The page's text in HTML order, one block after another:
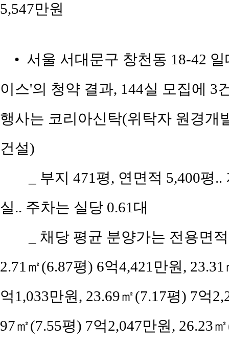
5,547만원
• 서울 서대문구 창천동 18-42
이스'의 청약 결과, 144실 모집에 3
행사는 코리아신탁(위탁자 원경개
건설)
_ 부지 471평, 연면적 5,400평
실.. 주차는 실당 0.61대
_ 채당 평균 분양가는 전용면
2.71㎡(6.87평) 6억4,421만원,
억1,033만원, 23.69㎡(7.17평) 7억
97㎡(7.55평) 7억2,047만원, 26.23